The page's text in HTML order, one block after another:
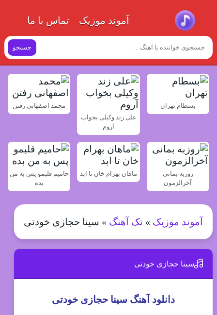
آموند موزیک تماس با ما
جستجو
بسطام تهران
علی زند وکیلی بخواب
آروم
محمد اصفهانی رفتن
روزبه بمانی
آخرالزمون
ماهان بهرام خان تا ابد
حامیم قلبمو پس به من
بده
آموند موزیک » تک آهنگ » سینا حجازی خودتی
سینا حجازی خودتی
دانلود آهنگ سینا حجازی خودتی